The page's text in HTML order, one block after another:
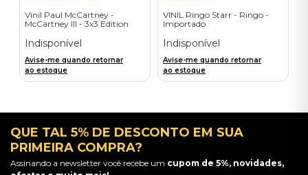
Vinil Paul McCartney -
McCartney III - 3x3 Edition
Indisponível
Avise-me quando retornar
ao estoque
VINIL Ringo Starr - Ringo -
Importado
Indisponível
Avise-me quando retornar
ao estoque
QUE TAL 5% DE DESCONTO EM SUA
PRIMEIRA COMPRA?
Assinando a newsletter você recebe um cupom de 5%, novidades,